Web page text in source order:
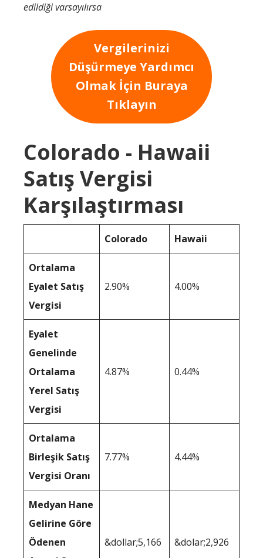
edildiği varsayılırsa
Vergilerinizi
Düşürmeye Yardımcı
Olmak İçin Buraya
Tıklayın
Colorado - Hawaii
Satış Vergisi
Karşılaştırması
Colorado Hawaii
Ortalama
Eyalet Satış
Vergisi
2.90% 4.00%
Eyalet
Genelinde
Ortalama
Yerel Satış
Vergisi
4.87% 0.44%
Ortalama
Birleşik Satış
Vergisi Oranı
7.77% 4.44%
Medyan Hane
Gelirine Göre
Ödenen
&dollar;5,166 &dolar;2,926